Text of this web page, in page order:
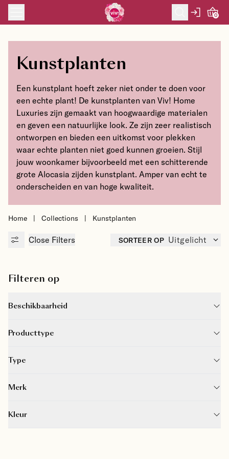
Skip to content
0
Kunstplanten
Een kunstplant hoeft zeker niet onder te doen voor
een echte plant! De kunstplanten van Viv! Home
Luxuries zijn gemaakt van hoogwaardige materialen
en geven een natuurlijke look. Ze zijn zeer realistisch
ontworpen en bieden een uitkomst voor plekken
waar echte planten niet goed kunnen groeien. Stijl
jouw woonkamer bijvoorbeeld met een schitterende
grote Alocasia zijden kunstplant. Amper van echt te
onderscheiden en van hoge kwaliteit.
Home | Collections | Kunstplanten
Close Filters SORTEER OP Uitgelicht
Filteren op
Beschikbaarheid
Producttype
Type
Merk
Kleur